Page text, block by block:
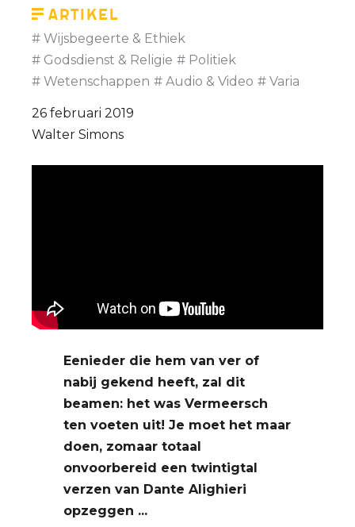
Braeckman
Afspraak
Artikel
Wijsbegeerte & Ethiek
Godsdienst & Religie
Politiek
Wetenschappen
Audio & Video Varia
26 februari 2019
Walter Simons
Eenieder die hem van ver of
nabij gekend heeft, zal dit
beamen: het was Vermeersch
ten voeten uit! Je moet het maar
doen, zomaar totaal
onvoorbereid een twintigtal
verzen van Dante Alighieri
opzeggen ...